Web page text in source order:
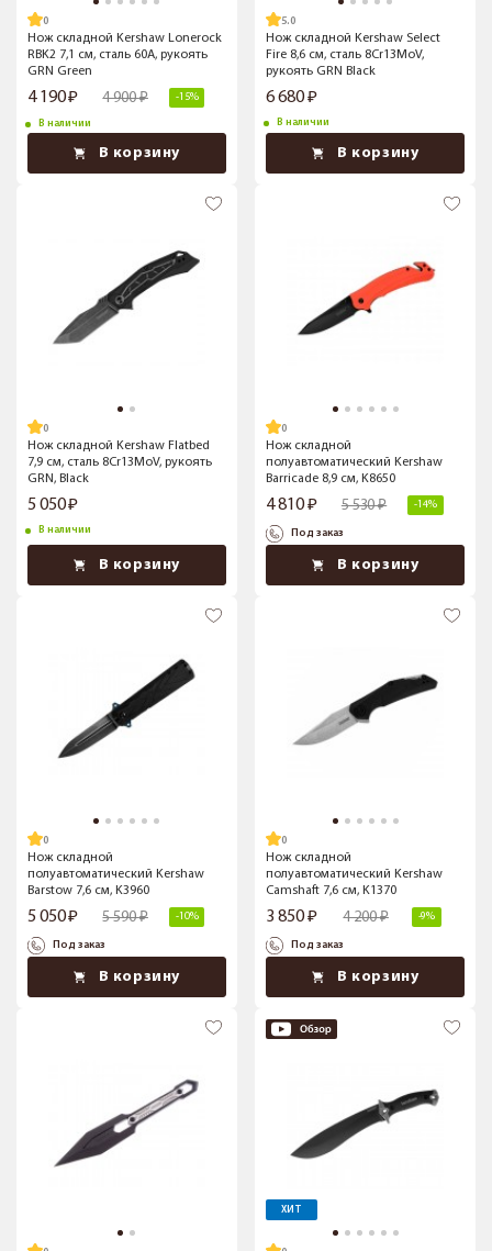
Нож складной Kershaw Lonerock
RBK2 7,1 см, сталь 60A, рукоять
GRN Green
4 190 4 900 -15%
В наличии
В корзину
5.0
Нож складной Kershaw Select
Fire 8,6 см, сталь 8Cr13MoV,
рукоять GRN Black
6 680
В наличии
В корзину
Нож складной Kershaw Flatbed
7,9 см, сталь 8Cr13MoV, рукоять
GRN, Black
5 050
В наличии
В корзину
Нож складной
полуавтоматический Kershaw
Barricade 8,9 см, K8650
4 810 5 530 -14%
Под заказ
В корзину
Нож складной
полуавтоматический Kershaw
Barstow 7,6 см, K3960
5 050 5 590 -10%
Под заказ
В корзину
Нож складной
полуавтоматический Kershaw
Camshaft 7,6 см, K1370
3 850 4 200 -9%
Под заказ
В корзину
ХИТ